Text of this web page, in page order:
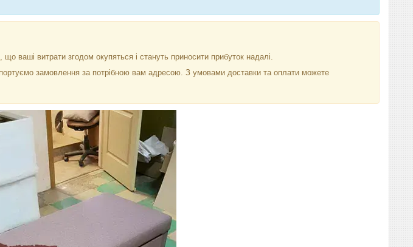
ваші витрати згодом окупяться і стануть приносити прибуток надалі.
замовлення за потрібною вам адресою. З умовами доставки та оплати можете